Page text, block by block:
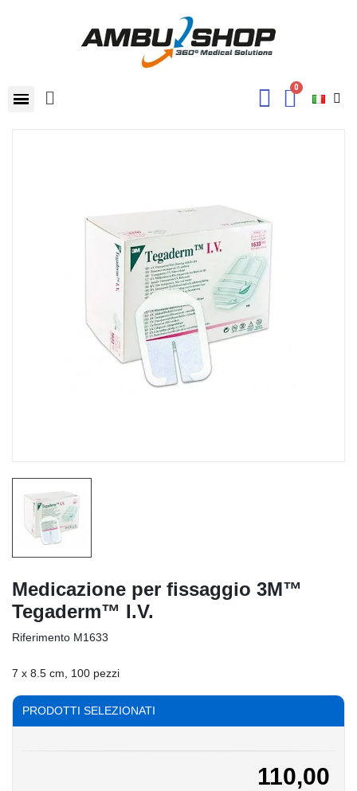
Medicazione per fissaggio 3M™
Tegaderm™ I.V.
Riferimento M1633
7 x 8.5 cm, 100 pezzi
PRODOTTI SELEZIONATI
110,00